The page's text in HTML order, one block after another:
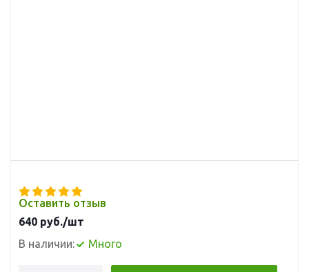
Оставить отзыв
640 руб./шт
В наличии:
Много